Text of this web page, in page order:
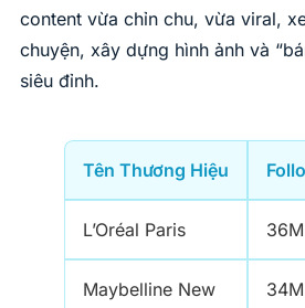
content vừa chỉn chu, vừa viral,
chuyện, xây dựng hình ảnh và
siêu đỉnh.
Tên Thương Hiệu
L’Oréal Paris
Maybelline New